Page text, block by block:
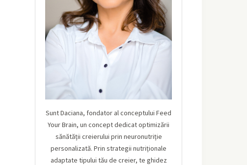
Sunt Daciana, fondator al conceptului Feed
Your Brain, un concept dedicat optimizării
sănătății creierului prin neuronutriție
personalizată. Prin strategii nutriționale
adaptate tipului tău de creier, te ghidez